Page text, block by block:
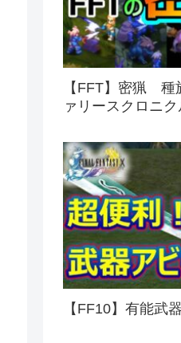
【FFT】密猟
ァリースクロニク
【FF10】有能武